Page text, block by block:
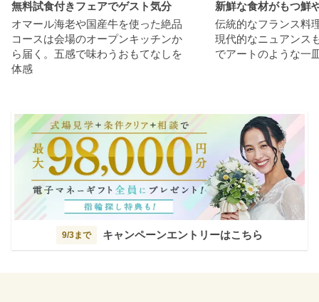
無料試食付きフェアでゲスト気分
オマール海老や国産牛を使った絶品
コースは会場のオープンキッチンか
ら届く。五感で味わうおもてなしを
体感
新鮮な食材がもつ鮮
伝統的なフランス料
現代的なニュアンス
でアートのような一
9/3まで キャンペーンエントリーはこちら